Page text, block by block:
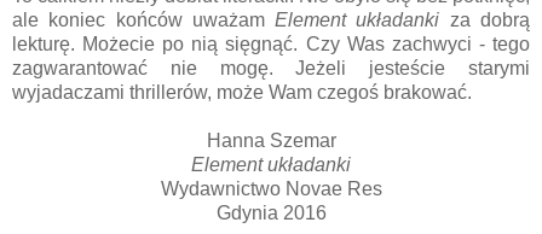
ale koniec końców uważamElement układanki za dobrą
lekturę. Możecie po nią sięgnąć. Czy Was zachwyci - tego
zagwarantować nie mogę. Jeżeli jesteście starymi
wyjadaczami thrillerów, może Wam czegoś brakować.
Hanna Szemar
Element układanki
Wydawnictwo Novae Res
Gdynia 2016